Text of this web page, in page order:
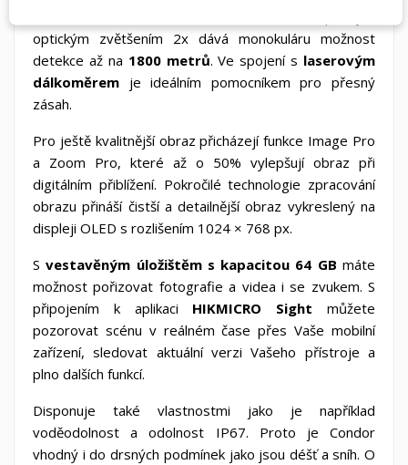
optickým zvětšením 2x dává monokuláru možnost
detekce až na 1800 metrů. Ve spojení s laserovým
dálkoměrem je ideálním pomocníkem pro přesný
zásah.
Pro ještě kvalitnější obraz přicházejí funkce Image Pro
a Zoom Pro, které až o 50% vylepšují obraz při
digitálním přiblížení. Pokročilé technologie zpracování
obrazu přináší čistší a detailnější obraz vykreslený na
displeji OLED s rozlišením 1024 × 768 px.
Svestavěným úložištěm s kapacitou 64 GB máte
možnost pořizovat fotografie a videa i se zvukem. S
připojením k aplikaci HIKMICRO Sight můžete
pozorovat scénu v reálném čase přes Vaše mobilní
zařízení, sledovat aktuální verzi Vašeho přístroje a
plno dalších funkcí.
Disponuje také vlastnostmi jako je například
voděodolnost a odolnost IP67. Proto je Condor
vhodný i do drsných podmínek jako jsou déšť a sníh. O